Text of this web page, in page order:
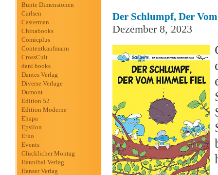
Bunte Dimensionen
Carlsen
Casterman
Chinabooks
Comicplus
Contentkaufmann
CrossCult
dani books
Dantes Verlag
Diverse Verlage
Dumont
Edition 52
Edition Moderne
Ehapa
Epsilon
Erko
Events
Glücklicher Montag
Hannibal Verlag
Hanser Verlag
Der Schlumpf, Der
Dezember 8, 2023